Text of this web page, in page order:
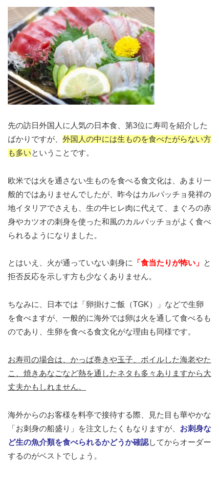
先の訪日外国人に人気の日本食、第3位に寿司を紹介した
ばかりですが、 外国人の中には生ものを食べたがらない方
も多いということです。
欧米では火を通さない生ものを食べる食文化は、あまり一
般的ではありませんでしたが、昨今はカルパッチョ発祥の
地イタリアでさえも、生の牛ヒレ肉に代えて、まぐろの赤
身やカツオの刺身を使った和風のカルパッチョがよく食べ
られるようになりました。
とはいえ、火が通っていない刺身に 「食当たりが怖い」 と
拒否反応を示しす方も少なくありません。
ちなみに、日本では「卵掛けご飯（TGK）」などで生卵
を食べますが、一般的に海外では卵は火を通して食べるも
のであり、生卵を食べる食文化がな理由も同様です。
お寿司の場合は、かっぱ巻きや玉子、ボイルした海老やた
こ、焼きあなごなど熱を通したネタも多々ありますから大
丈夫かもしれません。
海外からのお客様を料亭で接待する際、見た目も華やかな
「お刺身の船盛り」を注文したくもなりますが、 お刺身な
ど生の魚介類を食べられるかどうか確認してからオーダー
するのがベストでしょう。